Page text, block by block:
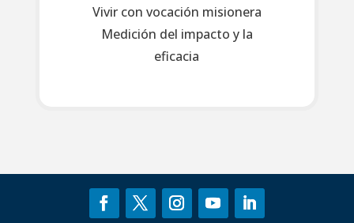
Vivir con vocación misionera
Medición del impacto y la
eficacia